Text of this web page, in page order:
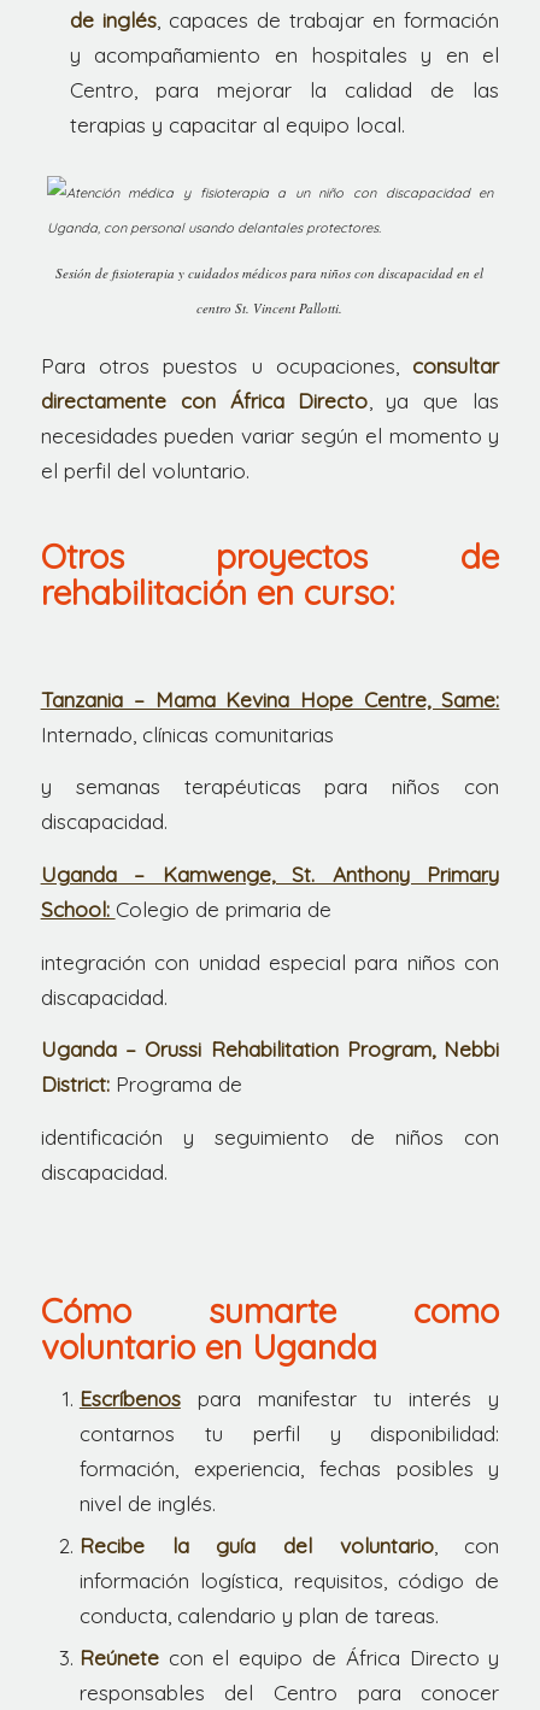
de inglés, capaces de trabajar en formación
y acompañamiento en hospitales y en el
Centro, para mejorar la calidad de las
terapias y capacitar al equipo local.
Sesión de fisioterapia y cuidados médicos para niños con discapacidad en el
centro St. Vincent Pallotti.
Para otros puestos u ocupaciones, consultar
directamente con África Directo, ya que las
necesidades pueden variar según el momento y
el perfil del voluntario.
Otros proyectos de
rehabilitación en curso:
Tanzania – Mama Kevina Hope Centre, Same:
Internado, clínicas comunitarias
y semanas terapéuticas para niños con
discapacidad.
Uganda – Kamwenge, St. Anthony Primary
School: Colegio de primaria de
integración con unidad especial para niños con
discapacidad.
Uganda – Orussi Rehabilitation Program, Nebbi
District: Programa de
identificación y seguimiento de niños con
discapacidad.
Cómo sumarte como
voluntario en Uganda
Escríbenospara manifestar tu interés y
contarnos tu perfil y disponibilidad:
formación, experiencia, fechas posibles y
nivel de inglés.
Recibe la guía del voluntario, con
información logística, requisitos, código de
conducta, calendario y plan de tareas.
Reúnetecon el equipo de África Directo y
responsables del Centro para conocer